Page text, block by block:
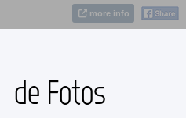
more info
de Fotos